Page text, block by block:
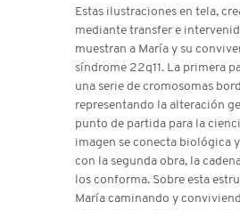
Estas ilustraciones en tela,
mediante transfer e
muestran a María y su
síndrome 22q11. La primera
una serie de cromosomas
representando la alteración
punto de partida para la
imagen se conecta biológica
con la segunda obra, la
los conforma. Sobre esta
María caminando y